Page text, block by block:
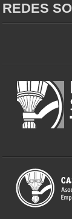
REDES